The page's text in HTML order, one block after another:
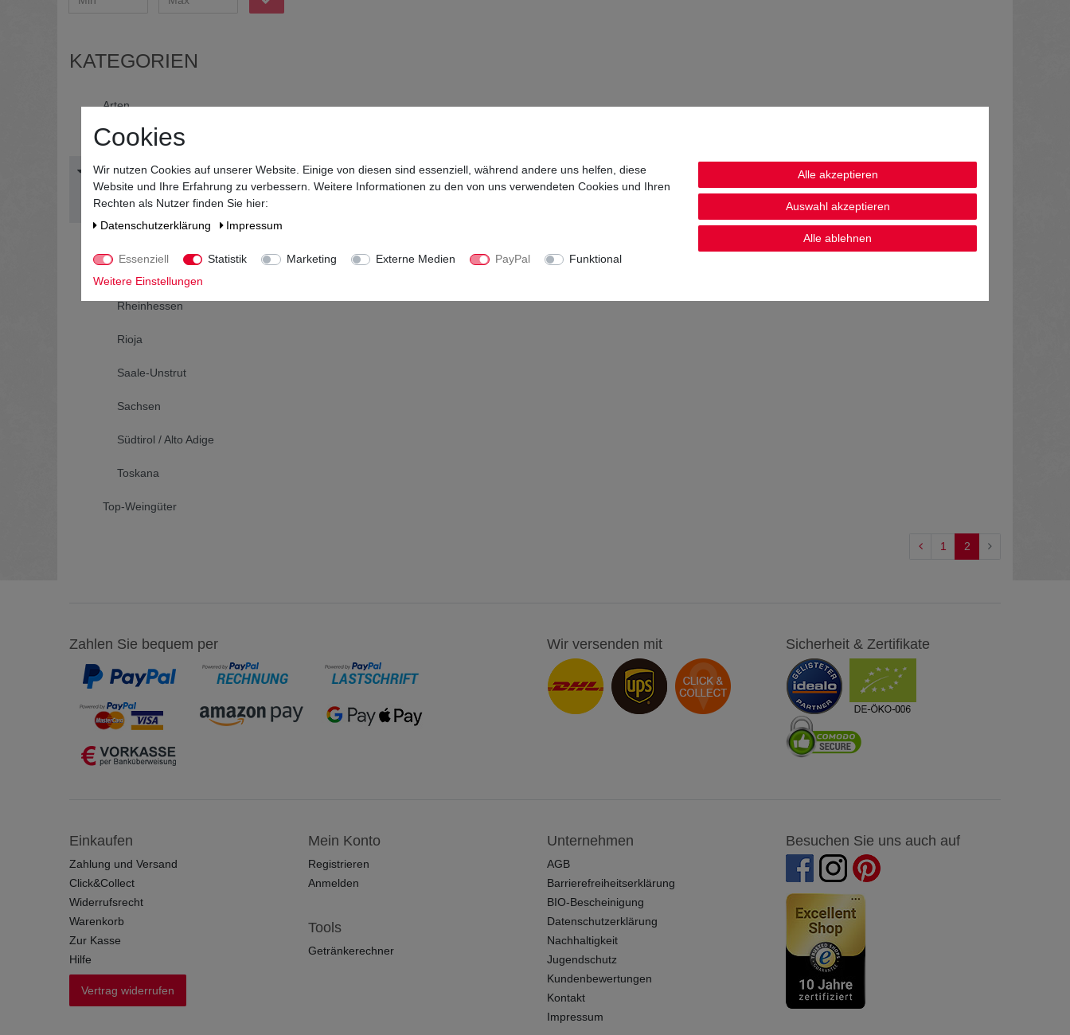
KATEGORIEN
Arten
Länder
Regionen
Baden
Rheinhessen
Rioja
Saale-Unstrut
Sachsen
Südtirol / Alto Adige
Toskana
Top-Weingüter
1 2
Zahlen Sie bequem per Wir versenden mit Sicherheit & Zertifikate
Einkaufen
Zahlung und Versand
Click&Collect
Widerrufsrecht
Warenkorb
Zur Kasse
Hilfe
Vertrag widerrufen
Mein Konto
Registrieren
Anmelden
Tools
Getränkerechner
Unternehmen
AGB
Barrierefreiheitserklärung
BIO-Bescheinigung
Datenschutzerklärung
Nachhaltigkeit
Jugendschutz
Kundenbewertungen
Kontakt
Impressum
Besuchen Sie uns auch auf
Cookies
Wir nutzen Cookies auf unserer Website. Einige von diesen sind essenziell, während andere uns helfen, diese
Website und Ihre Erfahrung zu verbessern. Weitere Informationen zu den von uns verwendeten Cookies und Ihren
Rechten als Nutzer finden Sie hier:
Daten­schutz­erklärung
Impressum
Essenziell Statistik Marketing Externe Medien PayPal
Funktional
Weitere Einstellungen
Alle akzeptieren
Auswahl akzeptieren
Alle ablehnen